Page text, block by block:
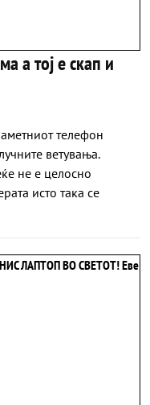
а тој е скап и
телефон
ветувања.
не е целосно
исто така се